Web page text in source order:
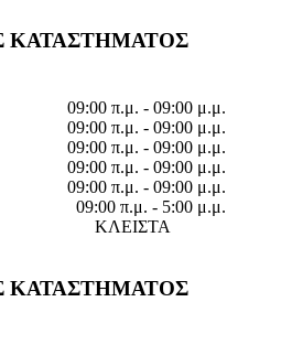
ΚΑΤΑΣΤΗΜΑΤΟΣ
09:00 π.μ. - 09:00 μ.μ.
09:00 π.μ. - 09:00 μ.μ.
09:00 π.μ. - 09:00 μ.μ.
09:00 π.μ. - 09:00 μ.μ.
09:00 π.μ. - 09:00 μ.μ.
09:00 π.μ. - 5:00 μ.μ.
ΚΛΕΙΣΤΑ
ΚΑΤΑΣΤΗΜΑΤΟΣ